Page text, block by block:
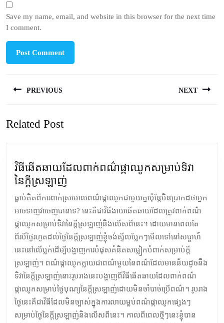
Save my name, email, and website in this browser for the next time
I comment.
navigation
PREVIOUS
post:
NEXT
Related Post
វិធីឆើតឆាយដែលពាក់ពណ៌ផ្កាឈូកសម្រាប់ទិវា
នៃក្តីស្រឡាញ់
ដែល
ពាក់ពណ៌
ផ្កាឈូក
សម្រាប់
ទិវា
នៃក្តី
ស្រឡាញ់
ធ្លាប់គិតពីការពាក់ស្រមោលពណ៌ផ្កាឈូកជាមួយគ្នាប៉ុន្តែមិនប្រាកដថាអ្នក
អាចទាញវាចេញបានទេ? នេះគឺជាវិធីងាយឆើតឆាយដែលត្រូវពាក់ពណ៌
ផ្កាឈូកសម្រាប់ទិវានៃក្តីស្រឡាញ់និងលើសពីនេះ។ ដោយមានពេលតែ
ពីរបីថ្ងៃរហូតដល់ថ្ងៃនៃក្តីស្រឡាញ់ខ្ញុំចង់ស្ទីលប្លែកៗមើលទៅនៅសប្តាហ៍
នេះនៅលើប្លក់ដើម្បីបង្ហាញការបំផុសគំនិតសម្លៀកបំពាក់សម្រាប់ក្តី
ស្រឡាញ់។ ពណ៌ផ្កាឈូកក្លាយជាពណ៌មួយនៃពណ៌ដែលមានន័យដូចនឹង
ទិវានៃក្តីស្រឡាញ់នោះរូបរាងនេះបង្ហាញពីវិធីឆើតឆាយដែលពាក់ពណ៌
ផ្កាឈូកសម្រាប់ថ្ងៃបុណ្យនៃក្តីស្រឡាញ់ដោយមិនចាំបាច់ប្រើពណ៌។ រូបរាង
ថ្ងៃនេះគឺជាវិធីដែលមិនច្បាស់ក្នុងការលាយម្លប់ពណ៌ផ្កាឈូកផ្សេងៗ
សម្រាប់ថ្ងៃនៃក្តីស្រឡាញ់និងលើសពីនេះ។ កាលពីពេលថ្មីៗនេះខ្ញុំបាន